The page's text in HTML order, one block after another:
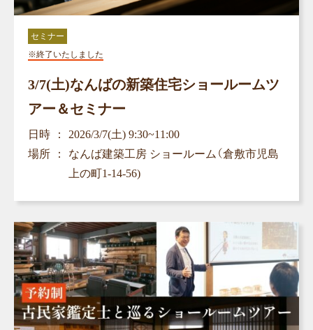
セミナー
※終了いたしました
3/7(土)なんばの新築住宅ショールームツ
アー＆セミナー
日時
2026/3/7(土) 9:30~11:00
場所
なんば建築工房 ショールーム（倉敷市児島
上の町1-14-56)